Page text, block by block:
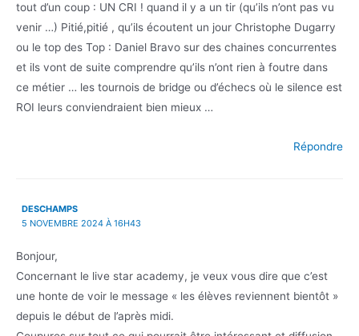
tout d’un coup : UN CRI ! quand il y a un tir (qu’ils n’ont pas vu
venir …) Pitié,pitié , qu’ils écoutent un jour Christophe Dugarry
ou le top des Top : Daniel Bravo sur des chaines concurrentes
et ils vont de suite comprendre qu’ils n’ont rien à foutre dans
ce métier … les tournois de bridge ou d’échecs où le silence est
ROI leurs conviendraient bien mieux …
Répondre
DESCHAMPS
5 NOVEMBRE 2024 À 16H43
Bonjour,
Concernant le live star academy, je veux vous dire que c’est
une honte de voir le message « les élèves reviennent bientôt »
depuis le début de l’après midi.